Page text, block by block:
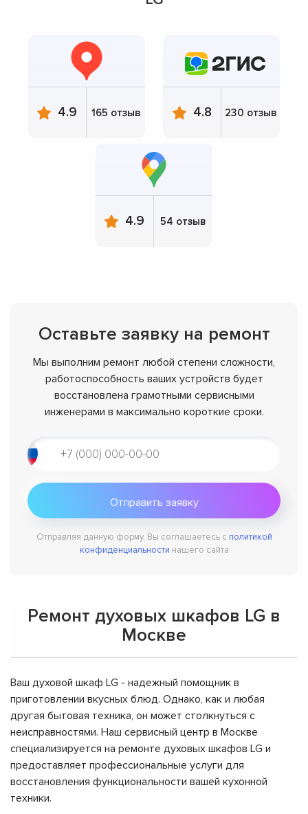
4.9 165 отзыв 4.8 230 отзыв
4.9 54 отзыв
Оставьте заявку на ремонт
Мы выполним ремонт любой степени сложности,
работоспособность ваших устройств будет
восстановлена грамотными сервисными
инженерами в максимально короткие сроки.
Отправляя данную форму, Вы соглашаетесь с политикой
конфиденциальности нашего сайта
Ремонт духовых шкафов LG в
Москве
Ваш духовой шкаф LG - надежный помощник в
приготовлении вкусных блюд. Однако, как и любая
другая бытовая техника, он может столкнуться с
неисправностями. Наш сервисный центр в Москве
специализируется на ремонте духовых шкафов LG и
предоставляет профессиональные услуги для
восстановления функциональности вашей кухонной
техники.